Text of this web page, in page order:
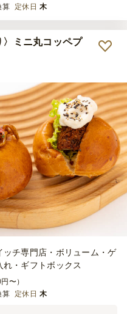
算 定休日 木
〉ミニ丸コッペプ
ッチ専門店・ボリューム・ゲ
・ギフトボックス
〜）
算 定休日 木